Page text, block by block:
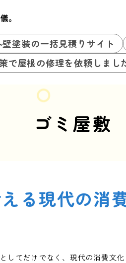
。
壁塗装の一括見積りサイト
で屋根の修理を依頼しまし
ゴミ屋敷
る現代の消
してだけでなく、現代の消費文